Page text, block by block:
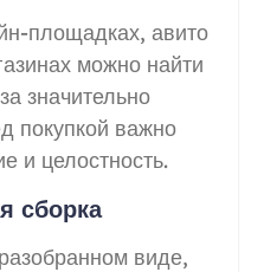
площадках, авито
можно найти
значительно
покупкой важно
и целостность.
сборка
виде,